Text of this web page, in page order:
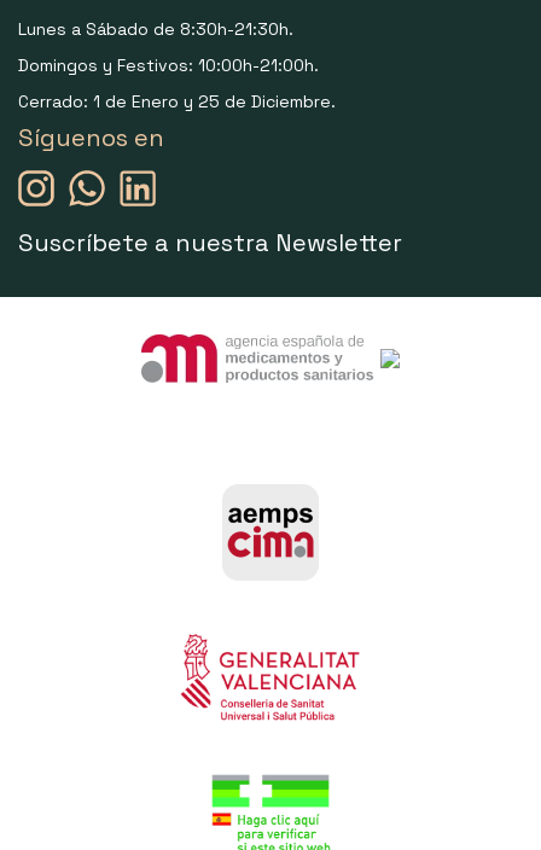
Lunes a Sábado de 8:30h-21:30h.
Domingos y Festivos: 10:00h-21:00h.
Cerrado: 1 de Enero y 25 de Diciembre.
Síguenos en
Suscríbete a nuestra Newsletter